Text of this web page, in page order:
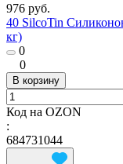
976 руб.
40 SilcoTin
кг)
0
0
В корзину
Код на OZON
:
684731044